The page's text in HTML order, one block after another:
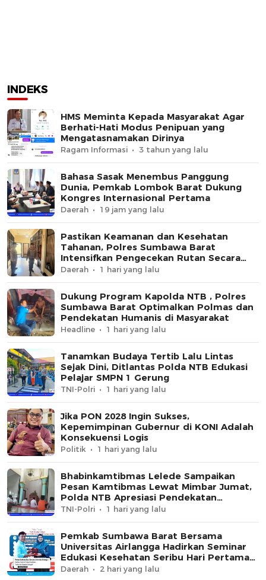
INDEKS
HMS Meminta Kepada Masyarakat Agar
Berhati-Hati Modus Penipuan yang
Mengatasnamakan Dirinya
Ragam Informasi 3 tahun yang lalu
Bahasa Sasak Menembus Panggung
Dunia, Pemkab Lombok Barat Dukung
Kongres Internasional Pertama
Daerah 19 jam yang lalu
Pastikan Keamanan dan Kesehatan
Tahanan, Polres Sumbawa Barat
Intensifkan Pengecekan Rutan Secara
Berkala
Daerah 1 hari yang lalu
Dukung Program Kapolda NTB , Polres
Sumbawa Barat Optimalkan Polmas dan
Pendekatan Humanis di Masyarakat
Headline 1 hari yang lalu
Tanamkan Budaya Tertib Lalu Lintas
Sejak Dini, Ditlantas Polda NTB Edukasi
Pelajar SMPN 1 Gerung
TNI-Polri 1 hari yang lalu
Jika PON 2028 Ingin Sukses,
Kepemimpinan Gubernur di KONI Adalah
Konsekuensi Logis
Politik 1 hari yang lalu
Bhabinkamtibmas Lelede Sampaikan
Pesan Kamtibmas Lewat Mimbar Jumat,
Polda NTB Apresiasi Pendekatan
Keagamaan
TNI-Polri 1 hari yang lalu
Pemkab Sumbawa Barat Bersama
Universitas Airlangga Hadirkan Seminar
Edukasi Kesehatan Seribu Hari Pertama
Kehidupan
Daerah 2 hari yang lalu